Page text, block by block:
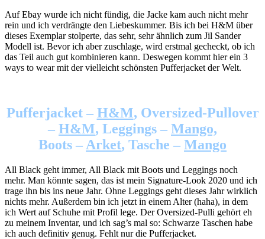
Auf Ebay wurde ich nicht fündig, die Jacke kam auch nicht mehr
rein und ich verdrängte den Liebeskummer. Bis ich bei H&M über
dieses Exemplar stolperte, das sehr, sehr ähnlich zum Jil Sander
Modell ist. Bevor ich aber zuschlage, wird erstmal gecheckt, ob ich
das Teil auch gut kombinieren kann. Deswegen kommt hier ein 3
ways to wear mit der vielleicht schönsten Pufferjacket der Welt.
Pufferjacket – H&M, Oversized-Pullover
– H&M, Leggings – Mango,
Boots – Arket, Tasche – Mango
All Black geht immer, All Black mit Boots und Leggings noch
mehr. Man könnte sagen, das ist mein Signature-Look 2020 und ich
trage ihn bis ins neue Jahr. Ohne Leggings geht dieses Jahr wirklich
nichts mehr. Außerdem bin ich jetzt in einem Alter (haha), in dem
ich Wert auf Schuhe mit Profil lege. Der Oversized-Pulli gehört eh
zu meinem Inventar, und ich sag’s mal so: Schwarze Taschen habe
ich auch definitiv genug. Fehlt nur die Pufferjacket.